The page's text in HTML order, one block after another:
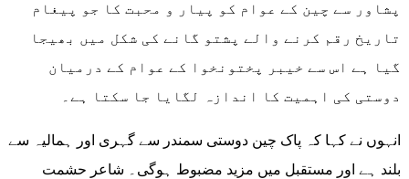
پشاور سے چین کے عوام کو پیار و محبت کا جو پیغام
تاریخ رقم کرنے والے پشتو گانے کی شکل میں بھیجا
گیا ہے اس سے خیبر پختونخوا کے عوام کے درمیان
دوستی کی اہمیت کا اندازہ لگایا جا سکتا ہے۔
انہوں نے کہا کہ پاک چین دوستی سمندر سے گہری اور ہمالیہ سے
بلند ہے اور مستقبل میں مزید مضبوط ہوگی۔ شاعر حشمت